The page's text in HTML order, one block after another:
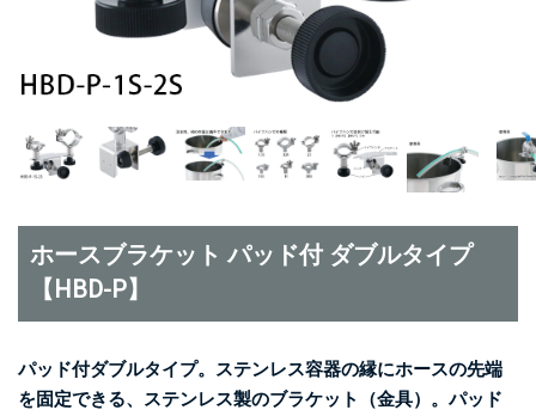
ホースブラケット パッド付 ダブルタイプ
【HBD-P】
パッド付ダブルタイプ。ステンレス容器の縁にホースの先端
を固定できる、ステンレス製のブラケット（金具）。パッド